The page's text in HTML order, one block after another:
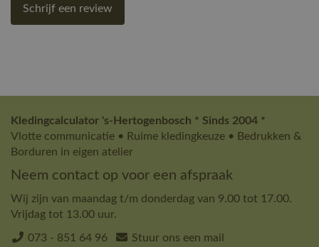
Schrijf een review
Kledingcalculator 's-Hertogenbosch * Sinds 2004 *
Vlotte communicatie • Ruime kledingkeuze • Bedrukken &
Borduren in eigen atelier
Neem contact op voor een afspraak
Wij zijn van maandag t/m donderdag van 9.00 tot 17.00.
Vrijdag tot 13.00 uur.
073 - 851 64 96 Stuur ons een mail